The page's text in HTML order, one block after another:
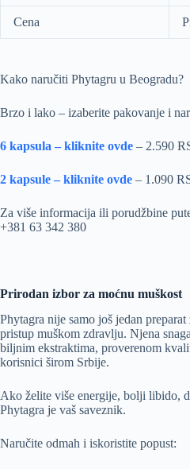
Cena
Kako naručiti Phytagru u Beogradu?
Brzo i lako – izaberite pakovanje i
6 kapsula – kliknite ovde – 2.590
2 kapsule – kliknite ovde – 1.090
Za više informacija ili porudžbine
+381 63 342 380
Prirodan izbor za moćnu muškost
Phytagra nije samo još jedan
pristup muškom zdravlju. Njena
biljnim ekstraktima, proverenom
korisnici širom Srbije.
Ako želite više energije, bolji libido,
Phytagra je vaš saveznik.
Naručite odmah i iskoristite popust: